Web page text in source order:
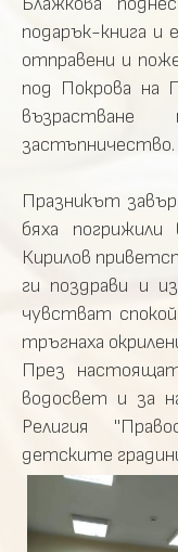
подарък-книга и
отправени и
под Покрова на
застъпничество.
Празникът
бяха
Кирилов
ги поздрави и
чувстват
тръгнаха
През
водосвет и за
Религия
детските